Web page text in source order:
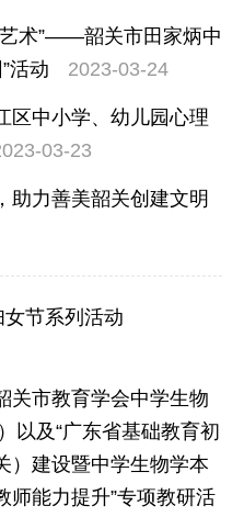
术”——韶关市田家炳中
活动
2023-03-24
区中小学、幼儿园心理
03-23
助力善美韶关创建文明
女节系列活动
市教育学会中学生物
以及“广东省基础教育初
）建设暨中学生物学本
师能力提升”专项教研活